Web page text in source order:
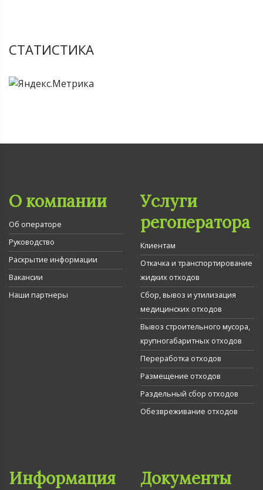
СТАТИСТИКА
О компании
Об операторе
Руководство
Раскрытие информации
Вакансии
Наши партнеры
Услуги
регоператора
Клиентам
Откачка и транспортирование
жидких отходов
Сбор, вывоз и утилизация
медицинских отходов
Вывоз строительного мусора,
крупногабаритных отходов
Переработка отходов
Размещение отходов
Раздельный сбор отходов
Обезвреживание отходов
Информация Документы